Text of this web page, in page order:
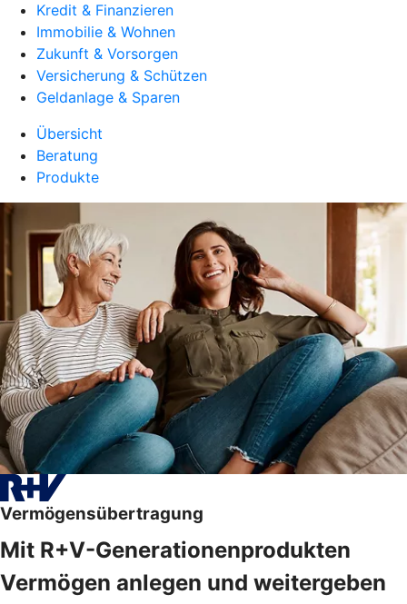
Kredit & Finanzieren
Immobilie & Wohnen
Zukunft & Vorsorgen
Versicherung & Schützen
Geldanlage & Sparen
Übersicht
Beratung
Produkte
Vermögensübertragung
Mit R+V-Generationenprodukten
Vermögen anlegen und weitergeben